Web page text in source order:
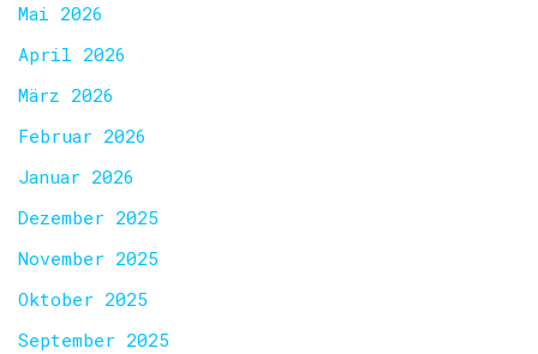
Mai 2026
April 2026
März 2026
Februar 2026
Januar 2026
Dezember 2025
November 2025
Oktober 2025
September 2025